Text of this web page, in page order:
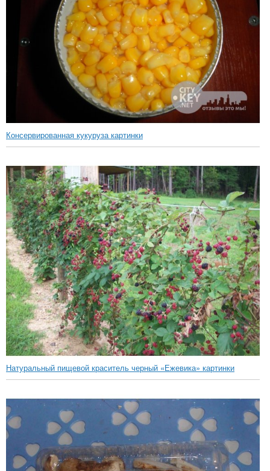
Консервированная кукуруза картинки
Натуральный пищевой краситель черный «Ежевика» картинки